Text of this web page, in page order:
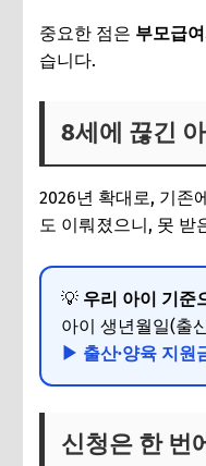
중요한 점은 부모급
습니다.
8세에 끊긴
2026년 확대로, 기존
도 이뤄졌으니, 못 받
💡 우리 아이 기준
아이 생년월일(출
▶ 출산·양육 지원
신청은 한 번